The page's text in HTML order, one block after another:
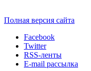
Полная версия сайта
Facebook
Twitter
RSS-ленты
E-mail рассылка